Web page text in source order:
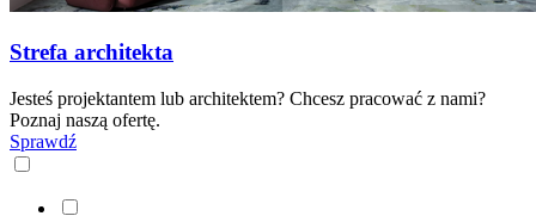
Strefa architekta
Jesteś projektantem lub architektem? Chcesz pracować z nami?
Poznaj naszą ofertę.
Sprawdź